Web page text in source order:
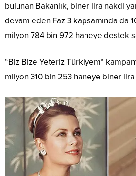
bulunan Bakanlık, biner lira nakdi
devam eden Faz 3 kapsamında da
milyon 784 bin 972 haneye destek
“Biz Bize Yeteriz Türkiyem”
milyon 310 bin 253 haneye biner